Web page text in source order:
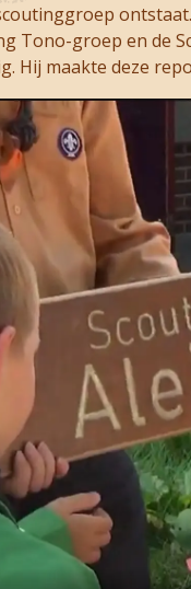
Tono-groep en de
Hij maakte deze